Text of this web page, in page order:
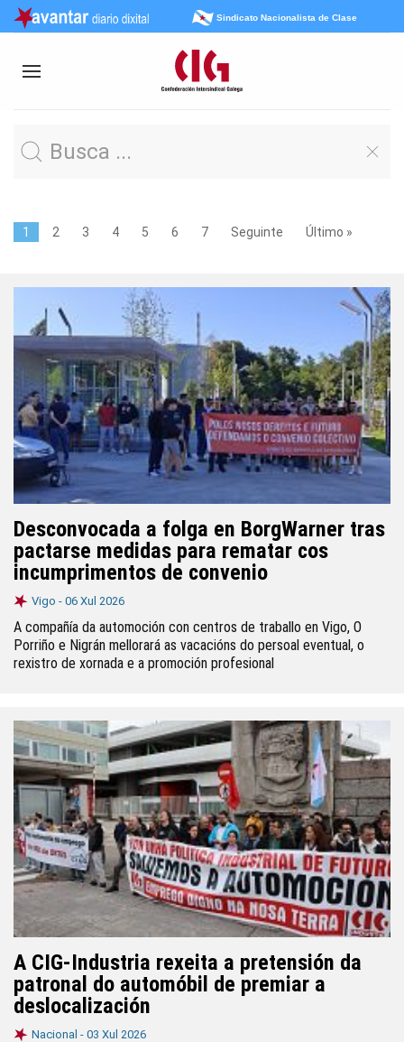
Sindicato Nacionalista de Clase
1 2 3 4 5 6 7 Seguinte Último »
Desconvocada a folga en BorgWarner tras
pactarse medidas para rematar cos
incumprimentos de convenio
Vigo - 06 Xul 2026
A compañía da automoción con centros de traballo en Vigo, O
Porriño e Nigrán mellorará as vacacións do persoal eventual, o
rexistro de xornada e a promoción profesional
A CIG-Industria rexeita a pretensión da
patronal do automóbil de premiar a
deslocalización
Nacional - 03 Xul 2026